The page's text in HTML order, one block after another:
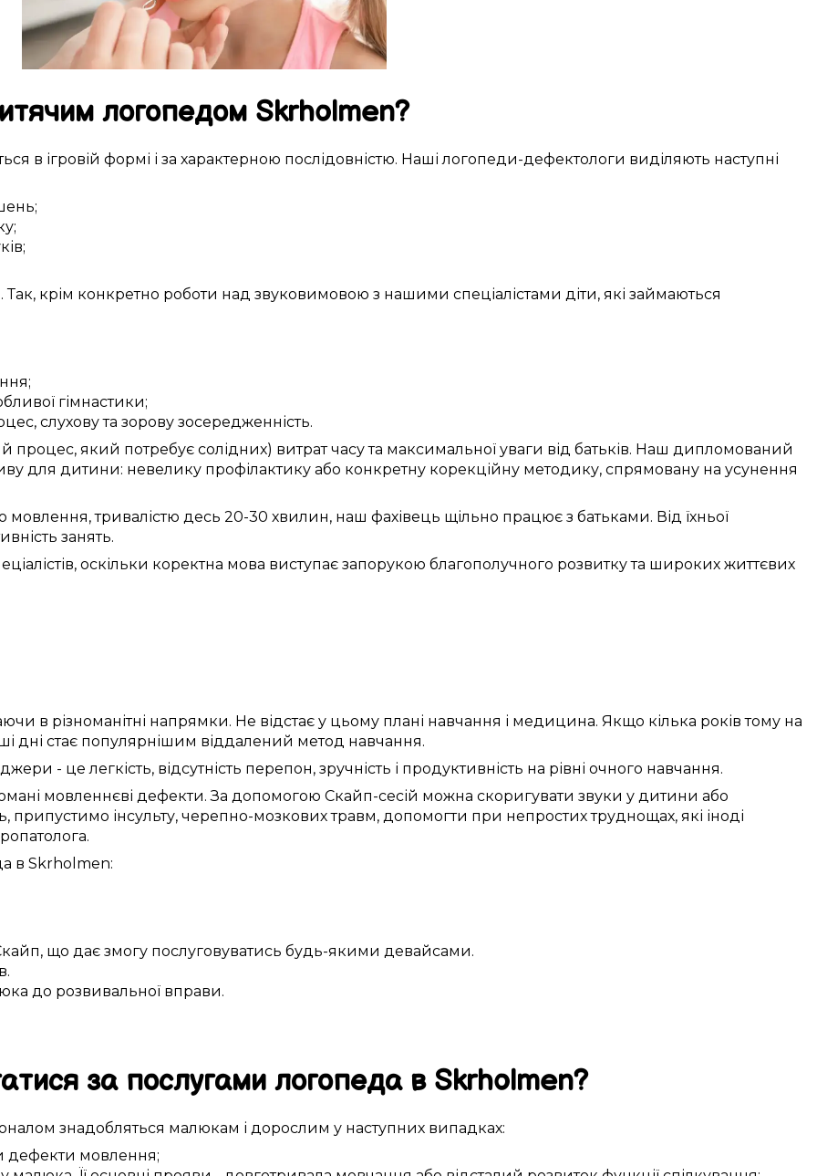
логопедом Skrholmen?
в ігровій формі і за характерною послідовністю. Наші логопеди-дефектологи виділяють наступні
;
;
;
. Так, крім конкретно роботи над звуковимовою з нашими спеціалістами діти, які займаються
гімнастики;
, слухову та зорову зосередженність.
процес, який потребує солідних) витрат часута максимальної уваги від батьків. Наш дипломований
для дитини: невелику профілактику або конкретну корекційну методику, спрямовану на усунення
мовлення,тривалістю десь 20-30 хвилин, наш фахівець щільно працює з батьками. Від їхньої
занять.
, оскільки коректна мова виступає запорукою благополучного розвитку та широких життєвих
в різноманітні напрямки. Не відстає у цьому плані навчання і медицина. Якщо кілька років тому на
дні стає популярнішим віддалений метод навчання.
- це легкість, відсутність перепон, зручність і продуктивність на рівні очного навчання.
мовленнєві дефекти.За допомогою Скайп-сесій можна скоригувати звуки у дитини або
, припустимо інсульту, черепно-мозкових травм, допомогти при непростихтруднощах, які іноді
.
в Skrholmen:
, що дає змогу послуговуватись будь-якими девайсами.
до розвивальної вправи.
за послугами логопеда в Skrholmen?
знадобляться малюкам і дорослим у наступних випадках:
дефекти мовлення;